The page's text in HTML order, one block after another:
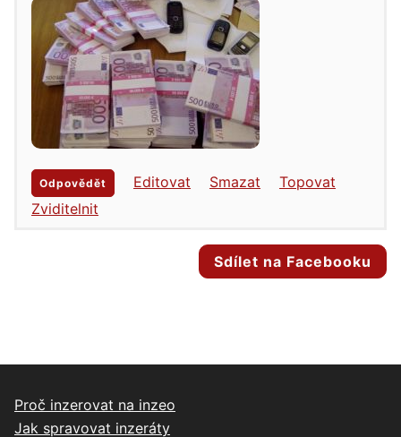
Odpovědět Editovat Smazat
Topovat
Zviditelnit
Sdílet na Facebooku
Proč inzerovat na inzeo
Jak spravovat inzeráty